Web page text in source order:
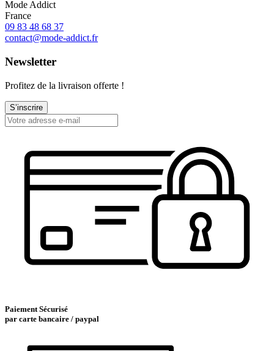
Mode Addict
France
09 83 48 68 37
contact@mode-addict.fr
Newsletter
Profitez de la livraison offerte !
S’inscrire
Paiement Sécurisé
par carte bancaire / paypal